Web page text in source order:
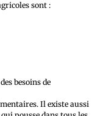
sont :
besoins de
Il existe aussi